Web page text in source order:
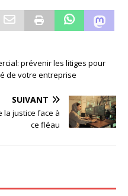
prévenir les litiges pour
de votre entreprise
SUIVANT
la justice face à
ce fléau